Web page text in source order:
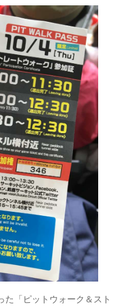
た「ピットウォーク＆スト